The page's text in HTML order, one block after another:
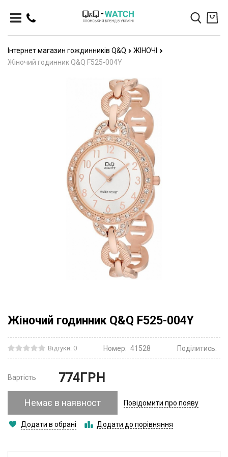
Інтернет магазин гождинників Q&Q
ЖІНОЧІ
Жіночий годинник Q&Q F525-004Y
Жіночий годинник Q&Q F525-004Y
Відгуки: 0 Номер: 41528 Поділитись:
Вартість 774ГРН
Немає в наявност Повідомити про появу
Додати в обрані Додати до порівняння